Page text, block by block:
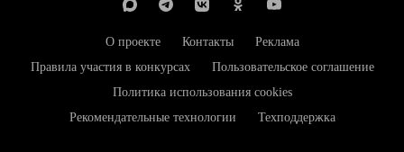
О проекте Контакты
Реклама
Правила участия в конкурсах
Пользовательское соглашение
Политика использования cookies
Рекомендательные технологии
Техподдержка